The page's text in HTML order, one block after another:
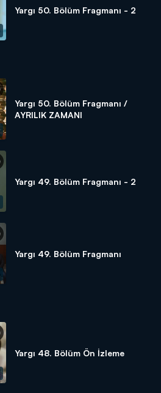
Yargı 50. Bölüm Fragmanı - 2
Yargı 50. Bölüm Fragmanı /
AYRILIK ZAMANI
Yargı 49. Bölüm Fragmanı - 2
Yargı 49. Bölüm Fragmanı
Yargı 48. Bölüm Ön İzleme